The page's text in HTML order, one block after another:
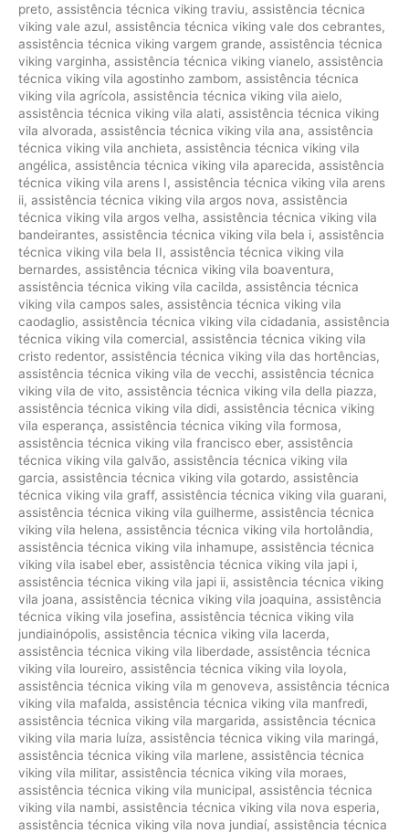
preto, assistência técnica viking traviu, assistência técnica
viking vale azul, assistência técnica viking vale dos cebrantes,
assistência técnica viking vargem grande, assistência técnica
viking varginha, assistência técnica viking vianelo, assistência
técnica viking vila agostinho zambom, assistência técnica
viking vila agrícola, assistência técnica viking vila aielo,
assistência técnica viking vila alati, assistência técnica viking
vila alvorada, assistência técnica viking vila ana, assistência
técnica viking vila anchieta, assistência técnica viking vila
angélica, assistência técnica viking vila aparecida, assistência
técnica viking vila arens I, assistência técnica viking vila arens
ii, assistência técnica viking vila argos nova, assistência
técnica viking vila argos velha, assistência técnica viking vila
bandeirantes, assistência técnica viking vila bela i, assistência
técnica viking vila bela II, assistência técnica viking vila
bernardes, assistência técnica viking vila boaventura,
assistência técnica viking vila cacilda, assistência técnica
viking vila campos sales, assistência técnica viking vila
caodaglio, assistência técnica viking vila cidadania, assistência
técnica viking vila comercial, assistência técnica viking vila
cristo redentor, assistência técnica viking vila das hortências,
assistência técnica viking vila de vecchi, assistência técnica
viking vila de vito, assistência técnica viking vila della piazza,
assistência técnica viking vila didi, assistência técnica viking
vila esperança, assistência técnica viking vila formosa,
assistência técnica viking vila francisco eber, assistência
técnica viking vila galvão, assistência técnica viking vila
garcia, assistência técnica viking vila gotardo, assistência
técnica viking vila graff, assistência técnica viking vila guarani,
assistência técnica viking vila guilherme, assistência técnica
viking vila helena, assistência técnica viking vila hortolândia,
assistência técnica viking vila inhamupe, assistência técnica
viking vila isabel eber, assistência técnica viking vila japi i,
assistência técnica viking vila japi ii, assistência técnica viking
vila joana, assistência técnica viking vila joaquina, assistência
técnica viking vila josefina, assistência técnica viking vila
jundiainópolis, assistência técnica viking vila lacerda,
assistência técnica viking vila liberdade, assistência técnica
viking vila loureiro, assistência técnica viking vila loyola,
assistência técnica viking vila m genoveva, assistência técnica
viking vila mafalda, assistência técnica viking vila manfredi,
assistência técnica viking vila margarida, assistência técnica
viking vila maria luíza, assistência técnica viking vila maringá,
assistência técnica viking vila marlene, assistência técnica
viking vila militar, assistência técnica viking vila moraes,
assistência técnica viking vila municipal, assistência técnica
viking vila nambi, assistência técnica viking vila nova esperia,
assistência técnica viking vila nova jundiaí, assistência técnica